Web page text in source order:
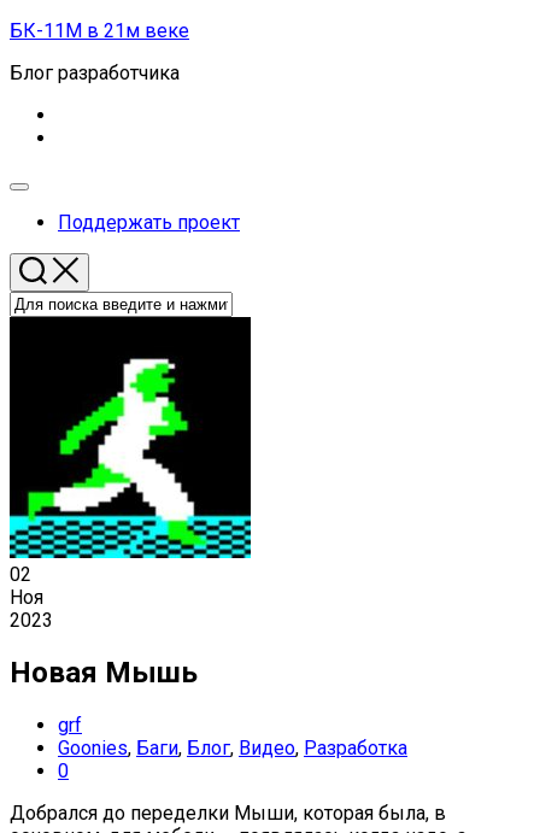
Перейти
содержанию
БК-11М в 21м веке
Блог разработчика
Развернуть
Поддержать проект
02
Ноя
2023
Новая Мышь
grf
Goonies, Баги, Блог, Видео, Разработка
0
Добрался до переделки Мыши, которая была, в